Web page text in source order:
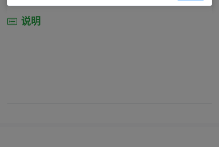
说明